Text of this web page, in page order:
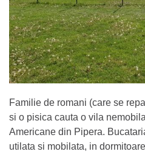
Familie de romani (care se
si o pisica cauta o vila
Americane din Pipera.
utilata si mobilata, in